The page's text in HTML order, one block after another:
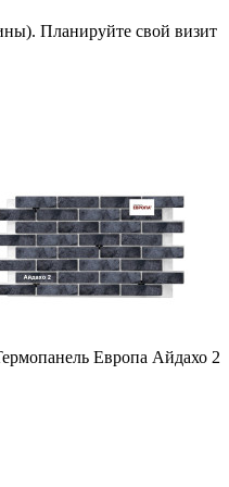
Планируйте свой визит
Европа Айдахо 2